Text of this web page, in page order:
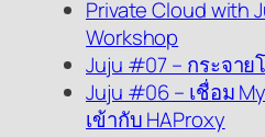
Private Cloud with
Workshop
Juju #07 – กระจาย
Juju #06 – เชื่อม
เข้ากับ HAProxy